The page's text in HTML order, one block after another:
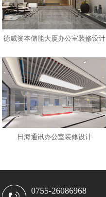
德威资本储能大厦办公室装修设计
日海通讯办公室装修设计
0755-26086968